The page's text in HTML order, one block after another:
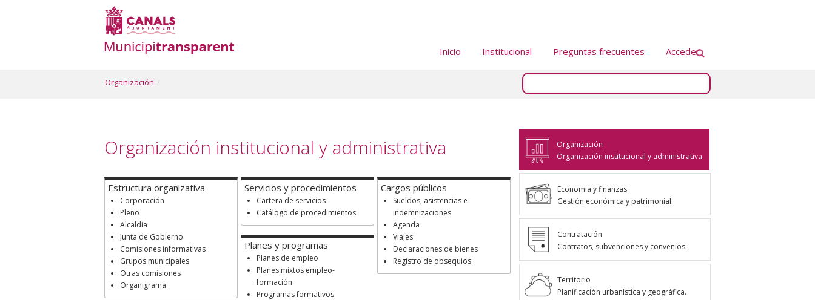
Inicio Institucional Preguntas frecuentes Acceder
Organización /
Organización institucional y administrativa
Estructura organizativa
Corporación
Pleno
Alcaldia
Junta de Gobierno
Comisiones informativas
Grupos municipales
Otras comisiones
Organigrama
Servicios y procedimientos
Cartera de servicios
Catálogo de procedimientos
Planes y programas
Planes de empleo
Planes mixtos empleo-
formación
Programas formativos
Cargos públicos
Sueldos, asistencias e
indemnizaciones
Agenda
Viajes
Declaraciones de bienes
Registro de obsequios
Organización
Organización institucional y administrativa
Economia y finanzas
Gestión económica y patrimonial.
Contratación
Contratos, subvenciones y convenios.
Territorio
Planificación urbanística y geográfica.